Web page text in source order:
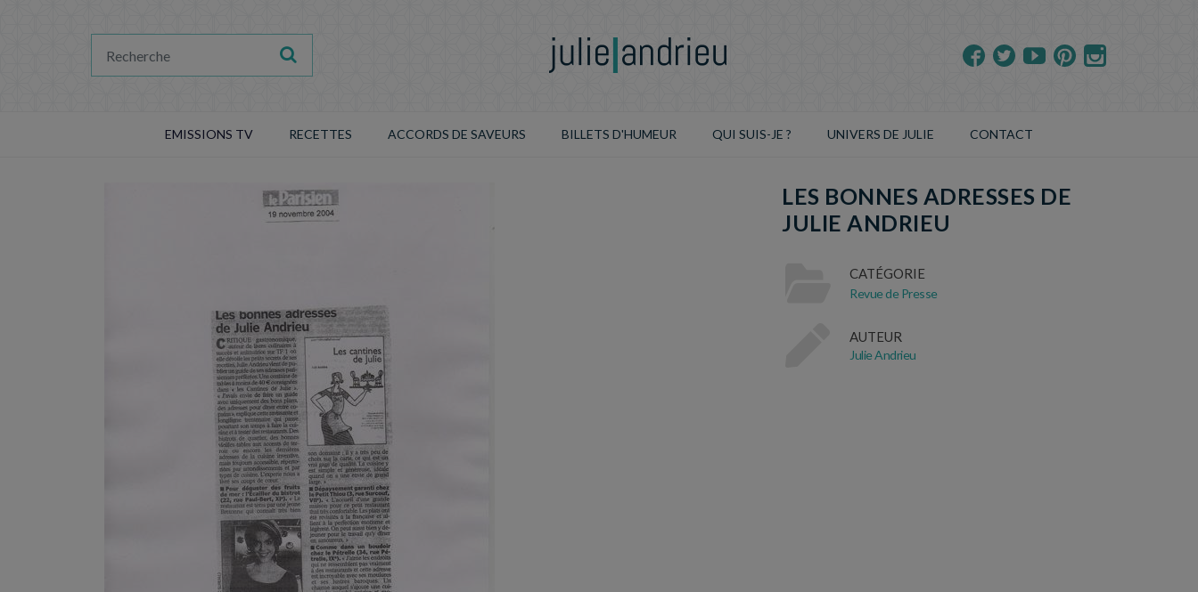
EMISSIONS TV RECETTES ACCORDS DE SAVEURS BILLETS D'HUMEUR QUI SUIS-JE ? UNIVERS DE JULIE CONTACT
LES BONNES ADRESSES DE
JULIE ANDRIEU
CATÉGORIE
Revue de Presse
AUTEUR
Julie Andrieu